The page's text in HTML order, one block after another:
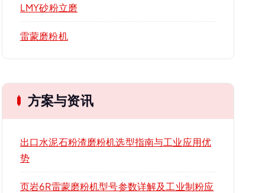
LMY砂粉立磨
雷蒙磨粉机
方案与资讯
出口水泥石粉渣磨粉机选型指南与工业应用优
势
页岩6R雷蒙磨粉机型号参数详解及工业制粉应